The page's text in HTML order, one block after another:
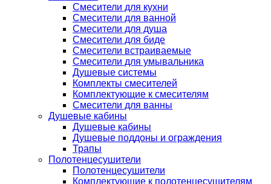
Смесители для кухни
Смесители для ванной
Смесители для душа
Смесители для биде
Смесители встраиваемые
Смесители для умывальника
Душевые системы
Комплекты смесителей
Комплектующие к смесителям
Смесители для ванны
Душевые кабины
Душевые кабины
Душевые поддоны и ограждения
Трапы
Полотенцесушители
Полотенцесушители
Комплектующие к полотенцесушителям